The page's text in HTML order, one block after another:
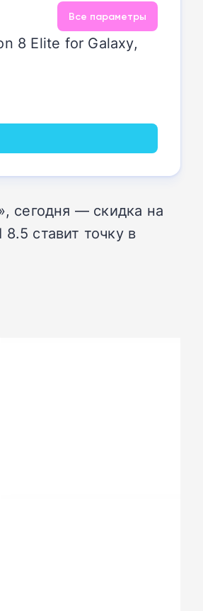
Все параметры
8 Elite for Galaxy,
, сегодня — скидка на
ставит точку в